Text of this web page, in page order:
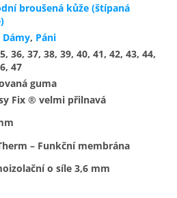
broušená kůže (štípaná
Dámy, Páni
36, 37, 38, 39, 40, 41, 42, 43, 44,
47
guma
Fix ® velmi přilnavá
– Funkční membrána
o síle 3,6 mm